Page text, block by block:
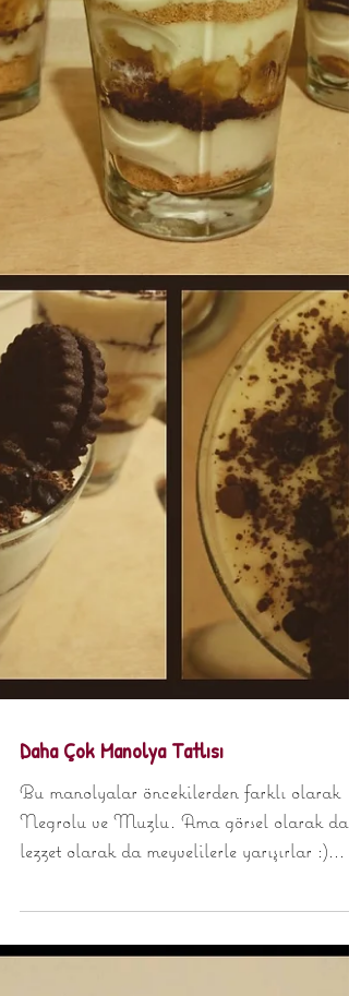
Daha Çok Manolya Tatlısı
Bu manolyalar öncekilerden farklı olarak
Negrolu ve Muzlu. Ama görsel olarak da